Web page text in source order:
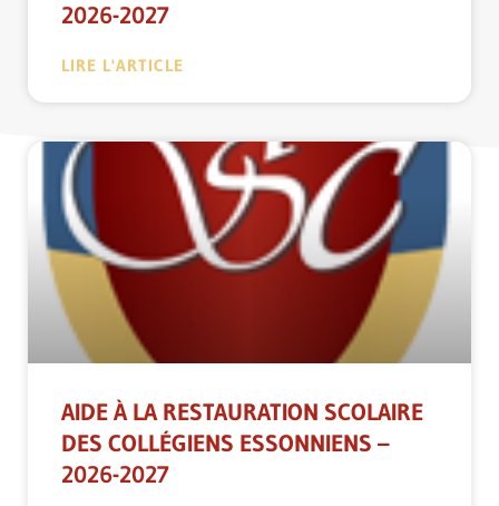
2026-2027
LIRE L'ARTICLE
AIDE À LA RESTAURATION SCOLAIRE
DES COLLÉGIENS ESSONNIENS –
2026-2027